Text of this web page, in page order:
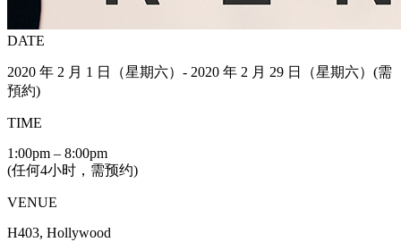
DATE
2020 年 2 月 1 日（星期六）- 2020 年 2 月 29 日（星期六）(需
預約)
TIME
1:00pm – 8:00pm
(任何4小时，需预约)
VENUE
H403, Hollywood